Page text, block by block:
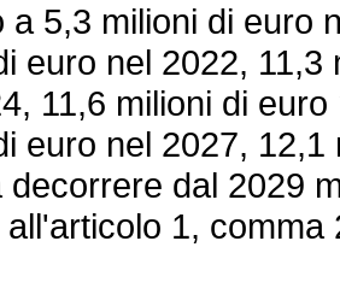
5,3 milioni di euro
euro nel 2022,
11,6 milioni di
euro nel 2027,
decorrere dal 2029
all'articolo 1,